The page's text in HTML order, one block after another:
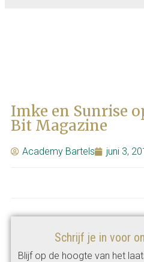
Imke en Sunrise
Bit Magazine
Academy Bartels juni 3,
Schrijf je in voor
Blijf op de hoogte van het